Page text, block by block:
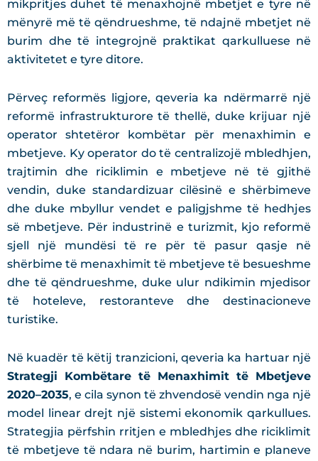
mikpritjes duhet të menaxhojnë mbetjet e tyre në
mënyrë më të qëndrueshme, të ndajnë mbetjet në
burim dhe të integrojnë praktikat qarkulluese në
aktivitetet e tyre ditore.
Përveç reformës ligjore, qeveria ka ndërmarrë një
reformë infrastrukturore të thellë, duke krijuar një
operator shtetëror kombëtar për menaxhimin e
mbetjeve. Ky operator do të centralizojë mbledhjen,
trajtimin dhe riciklimin e mbetjeve në të gjithë
vendin, duke standardizuar cilësinë e shërbimeve
dhe duke mbyllur vendet e paligjshme të hedhjes
së mbetjeve. Për industrinë e turizmit, kjo reformë
sjell një mundësi të re për të pasur qasje në
shërbime të menaxhimit të mbetjeve të besueshme
dhe të qëndrueshme, duke ulur ndikimin mjedisor
të hoteleve, restoranteve dhe destinacioneve
turistike.
Në kuadër të këtij tranzicioni, qeveria ka hartuar një
Strategji Kombëtare të Menaxhimit të Mbetjeve
2020–2035, e cila synon të zhvendosë vendin nga një
model linear drejt një sistemi ekonomik qarkullues.
Strategjia përfshin rritjen e mbledhjes dhe riciklimit
të mbetjeve të ndara në burim, hartimin e planeve